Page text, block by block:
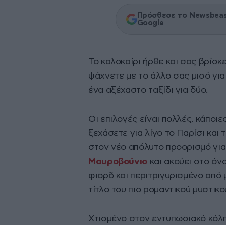
Πρόσθεσε το
Google
Το καλοκαίρι ήρθε και σας
ψάχνετε με το άλλο σας μισό
ένα αξέχαστο ταξίδι για δύο.
Οι επιλογές είναι πολλές,
ξεχάσετε για λίγο το Παρίσι
στον νέο απόλυτο προορισμό
Μαυροβούνιο και ακούει στο
φιορδ και περιτριγυρισμένο από
τίτλο του πιο ρομαντικού
Χτισμένο στον εντυπωσιακό